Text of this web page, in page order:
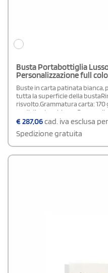
Busta Portabottiglia
Personalizzazione full
Buste in carta patinata bianca,
tutta la superficie della
risvolto.Grammatura carta:
nodi di colore
quadricromia.Area di stampa:
della busta)Plastificazione:
specificare nel campo "note di
plastificazione scelta.
€287,06cad. iva esclusa
Spedizione gratuita